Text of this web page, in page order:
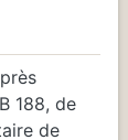
188, de
de